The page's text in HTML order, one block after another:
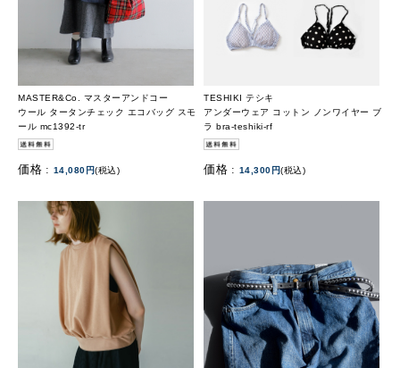
MASTER&Co. マスターアンドコー
ウール タータンチェック エコバッグ スモ
ール mc1392-tr
価格 : 14,080円(税込)
TESHIKI テシキ
アンダーウェア コットン ノンワイヤー ブ
ラ bra-teshiki-rf
価格 : 14,300円(税込)